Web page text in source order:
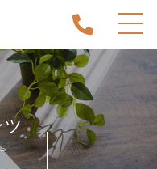
いて
ス
ツ